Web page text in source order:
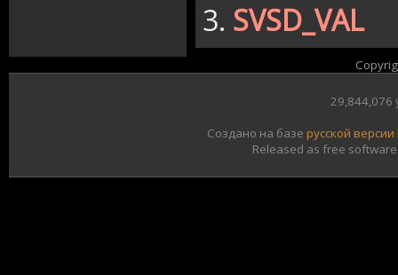
3. SVSD_VAL
29,844,076
Создано на базе русской версии
Released as free